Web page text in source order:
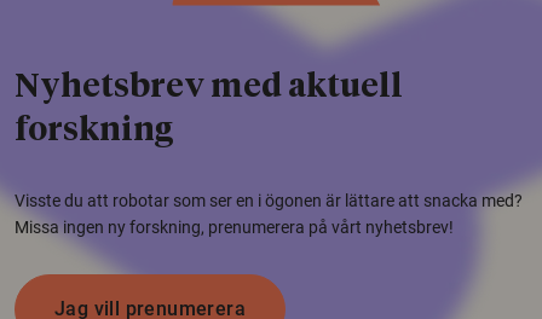
Nyhetsbrev med aktuell
forskning
Visste du att robotar som ser en i ögonen är lättare att snacka med?
Missa ingen ny forskning, prenumerera på vårt nyhetsbrev!
Jag vill prenumerera